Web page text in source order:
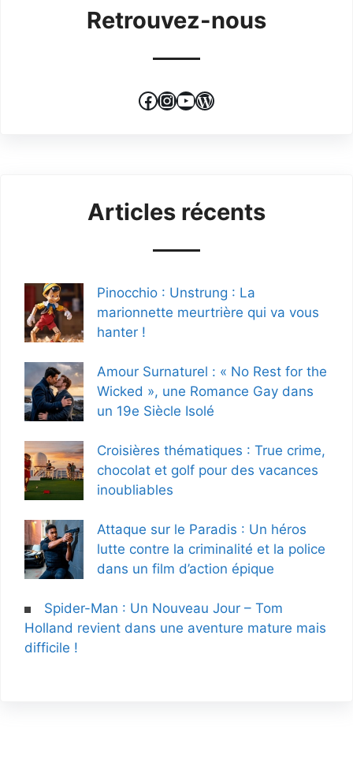
Retrouvez-nous
Facebook
Instagram
YouTube
WordPress
Articles récents
Pinocchio : Unstrung : La
marionnette meurtrière qui va vous
hanter !
Amour Surnaturel : « No Rest for the
Wicked », une Romance Gay dans
un 19e Siècle Isolé
Croisières thématiques : True crime,
chocolat et golf pour des vacances
inoubliables
Attaque sur le Paradis : Un héros
lutte contre la criminalité et la police
dans un film d’action épique
Spider-Man : Un Nouveau Jour – Tom
Holland revient dans une aventure mature mais
difficile !